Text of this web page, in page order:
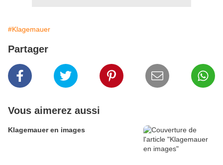
#Klagemauer
Partager
Vous aimerez aussi
Klagemauer en images